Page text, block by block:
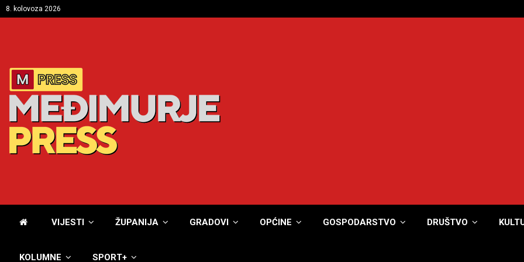
8. kolovoza 2026
VIJESTI ŽUPANIJA GRADOVI OPĆINE GOSPODARSTVO DRUŠTVO
KOLUMNE SPORT+